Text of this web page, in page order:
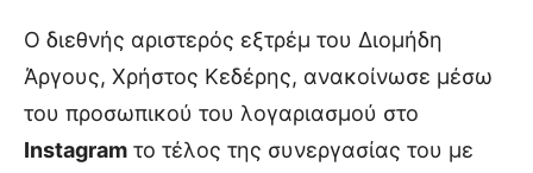
Ο διεθνής αριστερός εξτρέμ του Διομήδη
Άργους, Χρήστος Κεδέρης, ανακοίνωσε μέσω
του προσωπικού του λογαριασμού στο
Instagram το τέλος της συνεργασίας του με